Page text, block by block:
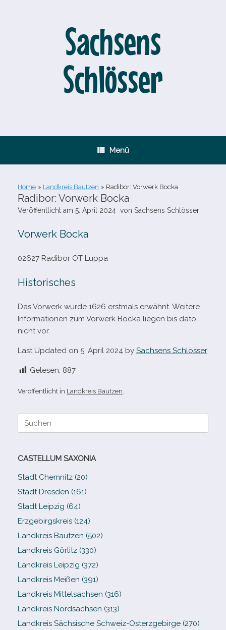
Sachsens
Schlösser
Menü
Home » Landkreis Bautzen » Radibor: Vorwerk Bocka
Radibor: Vorwerk Bocka
Veröffentlicht am 5. April 2024 von Sachsens Schlösser
Vorwerk Bocka
02627 Radibor OT Luppa
Historisches
Das Vorwerk wurde 1626 erst­mals erwähnt. Weitere
Informationen zum Vorwerk Bocka lie­gen bis dato
nicht vor.
Last Updated on 5. April 2024 by Sachsens Schlösser
Gelesen: 887
Veröffentlicht in Landkreis Bautzen
Suche
CASTELLUM SAXONIA
Stadt Chemnitz (20)
Stadt Dresden (161)
Stadt Leipzig (64)
Erzgebirgskreis (124)
Landkreis Bautzen (502)
Landkreis Görlitz (330)
Landkreis Leipzig (372)
Landkreis Meißen (391)
Landkreis Mittelsachsen (316)
Landkreis Nordsachsen (313)
Landkreis Sächsische Schweiz-​Osterzgebirge (270)